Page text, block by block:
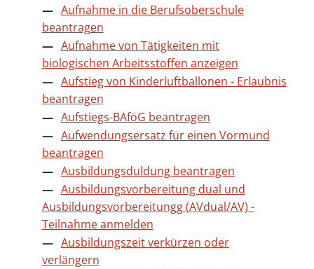
Aufnahme in die Berufsoberschule
beantragen
Aufnahme von Tätigkeiten mit
biologischen Arbeitsstoffen anzeigen
Aufstieg von Kinderluftballonen - Erlaubnis
beantragen
Aufstiegs-BAföG beantragen
Aufwendungsersatz für einen Vormund
beantragen
Ausbildungsduldung beantragen
Ausbildungsvorbereitung dual und
Ausbildungsvorbereitungg (AVdual/AV) -
Teilnahme anmelden
Ausbildungszeit verkürzen oder
verlängern